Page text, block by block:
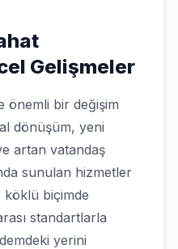
Gelişmeler
önemli bir değişim
dönüşüm, yeni
artan vatandaş
sunulan hizmetler
köklü biçimde
standartlarla
yerini